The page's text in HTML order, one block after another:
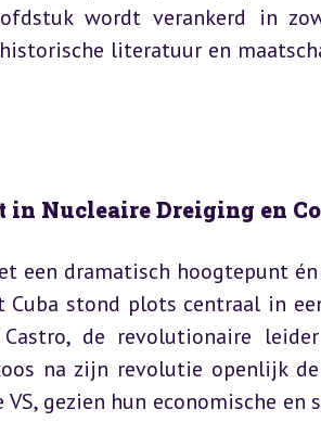
wordt verankerd in
literatuur en
in Nucleaire Dreiging en
een dramatisch hoogtepunt
Cuba stond plots centraal in
de revolutionaire
na zijn revolutie openlijk
gezien hun economische en